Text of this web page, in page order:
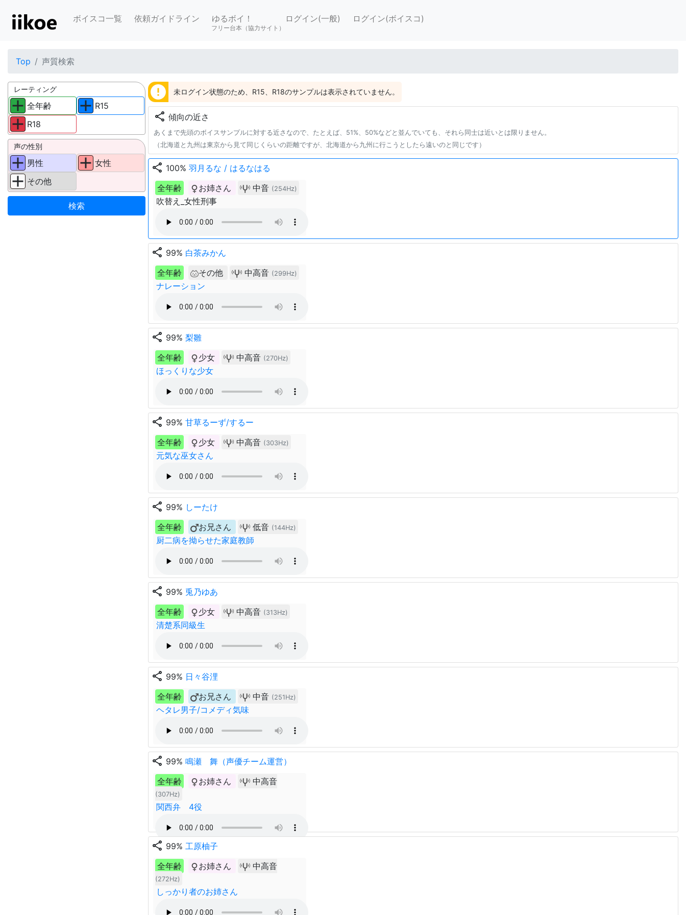
ボイスコ一覧 依頼ガイドライン ゆるボイ！
フリー台本（協力サイト）
ログイン(一般) ログイン(ボイスコ)
Top 声質検索
レーティング
全年齢
R18
R15
声の性別
男性
その他
女性
error 未ログイン状態のため、R15、R18のサンプルは表示されていません。
share 傾向の近さ
あくまで先頭のボイスサンプルに対する近さなので、たとえば、51%、50%などと並んでいても、それら同士は近いとは限りません。
（北海道と九州は東京から見て同じくらいの距離ですが、北海道から九州に行こうとしたら遠いのと同じです）
share 100% 羽月るな / はるなはる
全年齢
お姉さん 中音 (254Hz)
吹替え_女性刑事
share 99% 白茶みかん
全年齢
その他 中高音 (299Hz)
ナレーション
share 99% 梨雛
全年齢
少女 中高音 (270Hz)
ほっくりな少女
share 99% 甘草るーず/するー
全年齢
少女 中高音 (303Hz)
元気な巫女さん
share 99% しーたけ
全年齢
お兄さん 低音 (144Hz)
厨二病を拗らせた家庭教師
share 99% 兎乃ゆあ
全年齢
少女 中高音 (313Hz)
清楚系同級生
share 99% 日々谷浬
全年齢
お兄さん 中音 (251Hz)
ヘタレ男子/コメディ気味
share 99% 鳴瀬 舞（声優チーム運営）
全年齢
お姉さん 中高音
(307Hz)
関西弁 4役
share 99% 工原柚子
全年齢
お姉さん 中高音
(272Hz)
しっかり者のお姉さん